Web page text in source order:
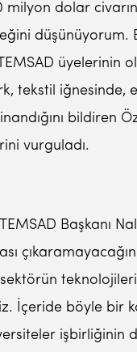
dolar
tekstil iğnesinde,
bildiren
vurguladı.
Başkanı
İçeride böyle bir